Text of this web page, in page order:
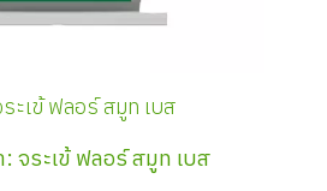
ะเข้ ฟลอร์ สมูท เบส
จระเข้ ฟลอร์ สมูท เบส